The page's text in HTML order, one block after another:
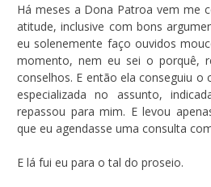
Há meses a Dona Patroa vem me
atitude, inclusive com bons
eu solenemente faço ouvidos
momento, nem eu sei o porquê,
conselhos. E então ela conseguiu o
especializada no assunto,
repassou para mim. E levou
que eu agendasse uma consulta
E lá fui eu para o tal do proseio.